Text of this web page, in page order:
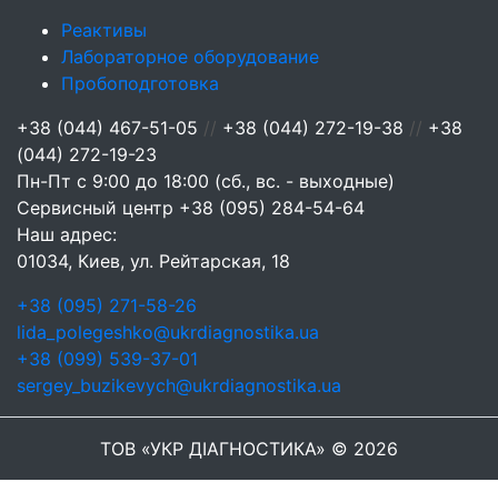
Реактивы
Лабораторное оборудование
Пробоподготовка
+38 (044) 467-51-05 // +38 (044) 272-19-38 // +38
(044) 272-19-23
Пн-Пт с 9:00 до 18:00 (сб., вс. - выходные)
Сервисный центр +38 (095) 284-54-64
Наш адрес:
01034, Киев, ул. Рейтарская, 18
+38 (095) 271-58-26
lida_polegeshko@ukrdiagnostika.ua
+38 (099) 539-37-01
sergey_buzikevych@ukrdiagnostika.ua
ТОВ «УКР ДІАГНОСТИКА» © 2026